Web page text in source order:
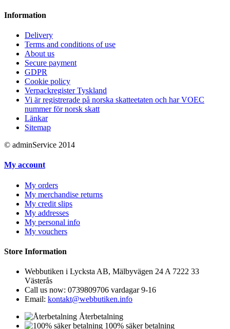
Information
Delivery
Terms and conditions of use
About us
Secure payment
GDPR
Cookie policy
Verpackregister Tyskland
Vi är registrerade på norska skatteetaten och har VOEC
nummer för norsk skatt
Länkar
Sitemap
© adminService 2014
My account
My orders
My merchandise returns
My credit slips
My addresses
My personal info
My vouchers
Store Information
Webbutiken i Lycksta AB, Mälbyvägen 24 A 7222 33
Västerås
Call us now: 0739809706 vardagar 9-16
Email: kontakt@webbutiken.info
Återbetalning
100% säker betalning